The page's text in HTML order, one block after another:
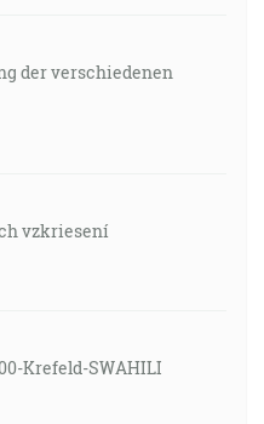
der verschiedenen
vzkriesení
Krefeld-SWAHILI